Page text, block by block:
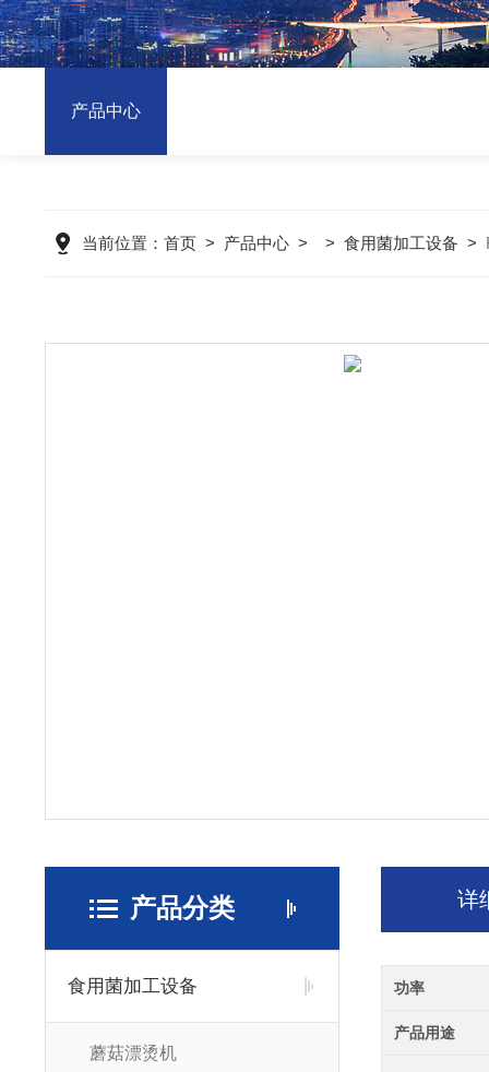
产品中心
当前位置： 首页> 产品中心> > 食用菌加工设备 >
产品分类
食用菌加工设备
蘑菇漂烫机
详
功率
产品用途